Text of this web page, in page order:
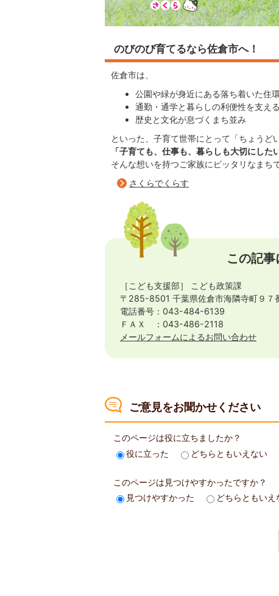
のびのび育てるなら佐倉市へ！
佐倉市は、
公園や緑が身近にある落ち着いた住
通勤・通学と暮らしの利便性を支え
歴史と文化が息づくまち並み
といった、子育て世帯にとって「ちょうど
「子育ても、仕事も、暮らしも大切にした
そんな想いを持つご家族にピッタリなまちで
さくらでくらす
この記
［こども支援部］ こども政策課
〒285-8501 千葉県佐倉市海隣寺町９７
電話番号：043-484-6139
ＦＡＸ ：043-486-2118
メールフォームによるお問い合わせ
ご意見をお聞かせください
このページは役に立ちましたか？
役に立った
どちらともいえない
このページは見つけやすかったですか？
見つけやすかった
どちらともいえ